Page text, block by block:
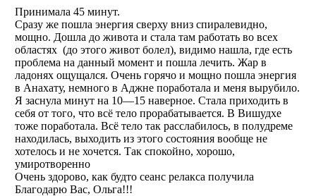
Принимала 45 минут.
Сразу же пошла энергия сверху вниз спиралевидно,
мощно. Дошла до живота и стала там работать во всех
областях (до этого живот болел), видимо нашла, где есть
проблема на данный момент и пошла лечить. Жар в
ладонях ощущался. Очень горячо и мощно пошла энергия
в Анахату, немного в Аджне поработала и меня вырубило.
Я заснула минут на 10—15 наверное. Стала приходить в
себя от того, что всё тело прорабатывается. В Вишудхе
тоже поработала. Всё тело так расслабилось, в полудреме
находилась, выходить из этого состояния вообще не
хотелось и не хочется. Так спокойно, хорошо,
умиротворенно
Очень здорово, как будто сеанс релакса получила
Благодарю Вас, Ольга!!!